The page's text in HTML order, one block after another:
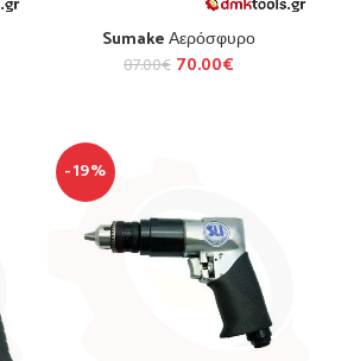
Sumake Αερόσφυρο
87.00€ 70.00€
-19%